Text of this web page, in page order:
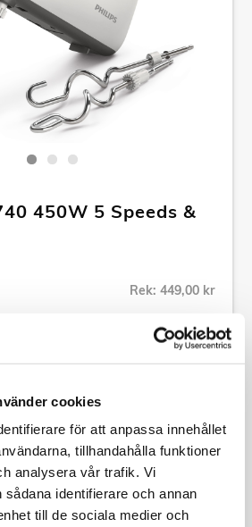
cookies
för att anpassa innehållet
tillhandahålla funktioner
analysera vår trafik. Vi
identifierare och annan
till de sociala medier och
450W 5 Speeds &
Rek: 449,00 kr
Philips